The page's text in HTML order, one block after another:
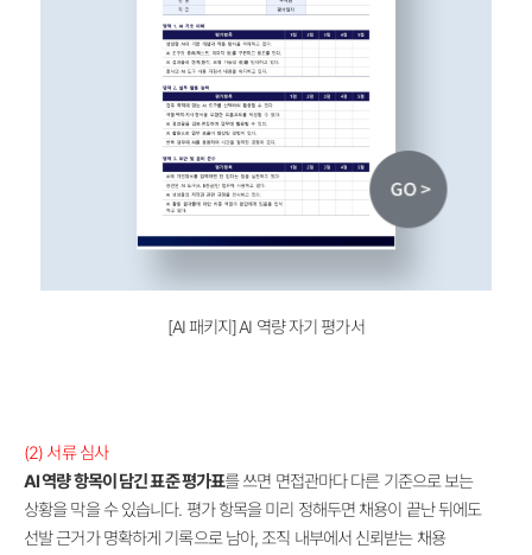
[AI 패키지]AI 역량 자기 평가서
(2) 서류 심사
AI 역량 항목이 담긴 표준 평가표를 쓰면 면접관마다 다른 기준으로 보는
상황을 막을 수 있습니다. 평가 항목을 미리 정해두면 채용이 끝난 뒤에도
선발 근거가 명확하게 기록으로 남아, 조직 내부에서 신뢰받는 채용